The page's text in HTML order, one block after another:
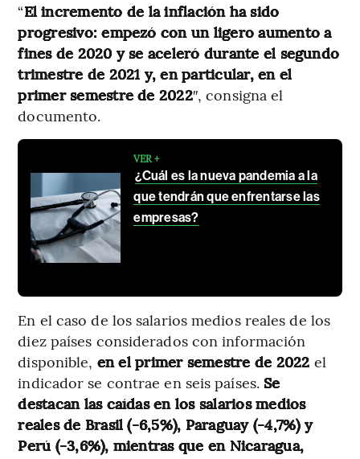
“El incremento de la inflación ha sido
progresivo: empezó con un ligero aumento a
fines de 2020 y se aceleró durante el segundo
trimestre de 2021 y, en particular, en el
primer semestre de 2022″, consigna el
documento.
VER +
¿Cuál es la nueva pandemia a la
que tendrán que enfrentarse las
empresas?
En el caso de los salarios medios reales de los
diez países considerados con información
disponible, en el primer semestre de 2022 el
indicador se contrae en seis países. Se
destacan las caídas en los salarios medios
reales de Brasil (-6,5%), Paraguay (-4,7%) y
Perú (-3,6%), mientras que en Nicaragua,